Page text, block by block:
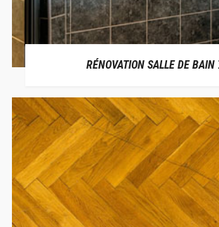
RÉNOVATION SALLE DE BAIN